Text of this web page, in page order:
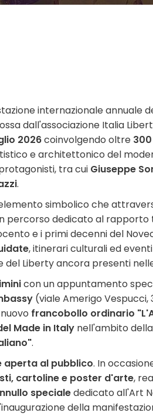
internazionale annuale
dall'associazione Italia
2026coinvolgendo oltre
e architettonico del
tra cui Giuseppe
.
simbolico che
percorso dedicato al rapporto
e i primi decenni del
, itinerari culturali ed
del Liberty ancora presenti
con un appuntamento
(viale Amerigo Vespucci,
francobollo ordinario
Made in Italy nell'ambito
.
aperta al pubblico. In
cartoline e poster d'arte,
specialededicato all'Art
della